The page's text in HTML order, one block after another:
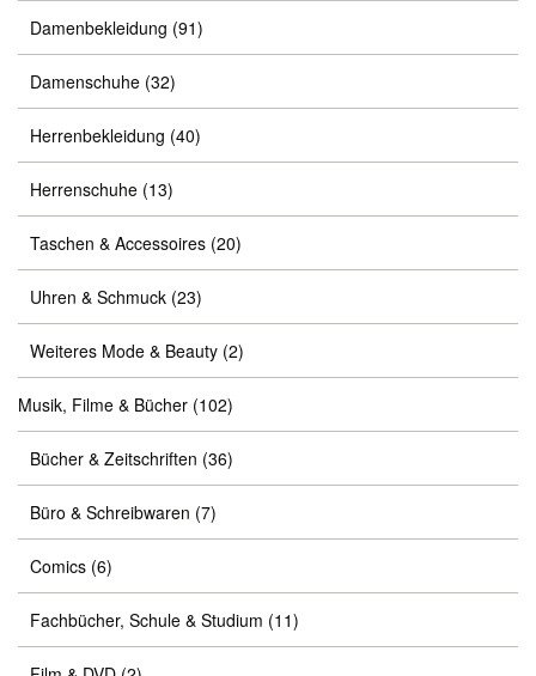
Damenbekleidung (91)
Damenschuhe (32)
Herrenbekleidung (40)
Herrenschuhe (13)
Taschen & Accessoires (20)
Uhren & Schmuck (23)
Weiteres Mode & Beauty (2)
Musik, Filme & Bücher (102)
Bücher & Zeitschriften (36)
Büro & Schreibwaren (7)
Comics (6)
Fachbücher, Schule & Studium (11)